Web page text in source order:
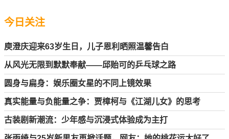
今日关注
庾澄庆迎来63岁生日，儿子恩利晒照温馨告白
从风光无限到默默奉献——邱贻可的乒乓球之路
圆身与扁身：娱乐圈女星的不同上镜效果
真实能量与负能量之争：贾樟柯与《江湖儿女》的思考
古装剧新潮流：少年感与沉浸式体验成为主打